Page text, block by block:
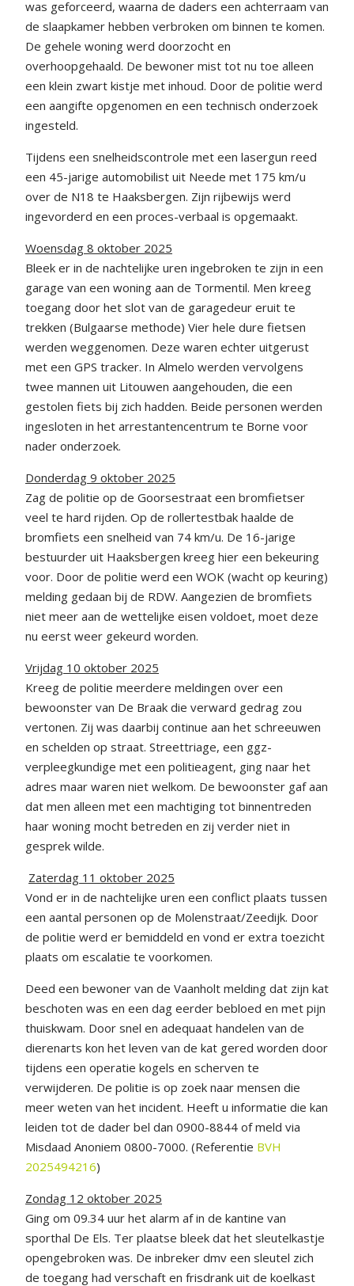
was geforceerd, waarna de daders een achterraam van
de slaapkamer hebben verbroken om binnen te komen.
De gehele woning werd doorzocht en
overhoopgehaald. De bewoner mist tot nu toe alleen
een klein zwart kistje met inhoud. Door de politie werd
een aangifte opgenomen en een technisch onderzoek
ingesteld.
Tijdens een snelheidscontrole met een lasergun reed
een 45-jarige automobilist uit Neede met 175 km/u
over de N18 te Haaksbergen. Zijn rijbewijs werd
ingevorderd en een proces-verbaal is opgemaakt.
Woensdag 8 oktober 2025
Bleek er in de nachtelijke uren ingebroken te zijn in een
garage van een woning aan de Tormentil. Men kreeg
toegang door het slot van de garagedeur eruit te
trekken (Bulgaarse methode) Vier hele dure fietsen
werden weggenomen. Deze waren echter uitgerust
met een GPS tracker. In Almelo werden vervolgens
twee mannen uit Litouwen aangehouden, die een
gestolen fiets bij zich hadden. Beide personen werden
ingesloten in het arrestantencentrum te Borne voor
nader onderzoek.
Donderdag 9 oktober 2025
Zag de politie op de Goorsestraat een bromfietser
veel te hard rijden. Op de rollertestbak haalde de
bromfiets een snelheid van 74 km/u. De 16-jarige
bestuurder uit Haaksbergen kreeg hier een bekeuring
voor. Door de politie werd een WOK (wacht op keuring)
melding gedaan bij de RDW. Aangezien de bromfiets
niet meer aan de wettelijke eisen voldoet, moet deze
nu eerst weer gekeurd worden.
Vrijdag 10 oktober 2025
Kreeg de politie meerdere meldingen over een
bewoonster van De Braak die verward gedrag zou
vertonen. Zij was daarbij continue aan het schreeuwen
en schelden op straat. Streettriage, een ggz-
verpleegkundige met een politieagent, ging naar het
adres maar waren niet welkom. De bewoonster gaf aan
dat men alleen met een machtiging tot binnentreden
haar woning mocht betreden en zij verder niet in
gesprek wilde.
Zaterdag 11 oktober 2025
Vond er in de nachtelijke uren een conflict plaats tussen
een aantal personen op de Molenstraat/Zeedijk. Door
de politie werd er bemiddeld en vond er extra toezicht
plaats om escalatie te voorkomen.
Deed een bewoner van de Vaanholt melding dat zijn kat
beschoten was en een dag eerder bebloed en met pijn
thuiskwam. Door snel en adequaat handelen van de
dierenarts kon het leven van de kat gered worden door
tijdens een operatie kogels en scherven te
verwijderen. De politie is op zoek naar mensen die
meer weten van het incident. Heeft u informatie die kan
leiden tot de dader bel dan 0900-8844 of meld via
Misdaad Anoniem 0800-7000. (Referentie BVH
2025494216)
Zondag 12 oktober 2025
Ging om 09.34 uur het alarm af in de kantine van
sporthal De Els. Ter plaatse bleek dat het sleutelkastje
opengebroken was. De inbreker dmv een sleutel zich
de toegang had verschaft en frisdrank uit de koelkast